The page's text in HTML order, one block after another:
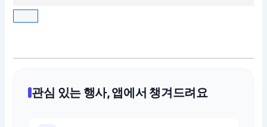
관심 있는 행사, 앱에서 챙겨드려요